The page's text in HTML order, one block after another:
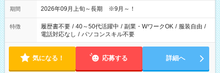
期間 2026年09月上旬～長期 ※9月～！
特徴 履歴書不要 / 40～50代活躍中 / 副業・WワークOK / 服装自由 /
電話対応なし / パソコンスキル不要
気になる！ 応募する 詳細へ